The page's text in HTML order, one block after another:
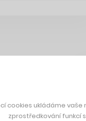
cookies ukládáme
zprostředkování funkcí